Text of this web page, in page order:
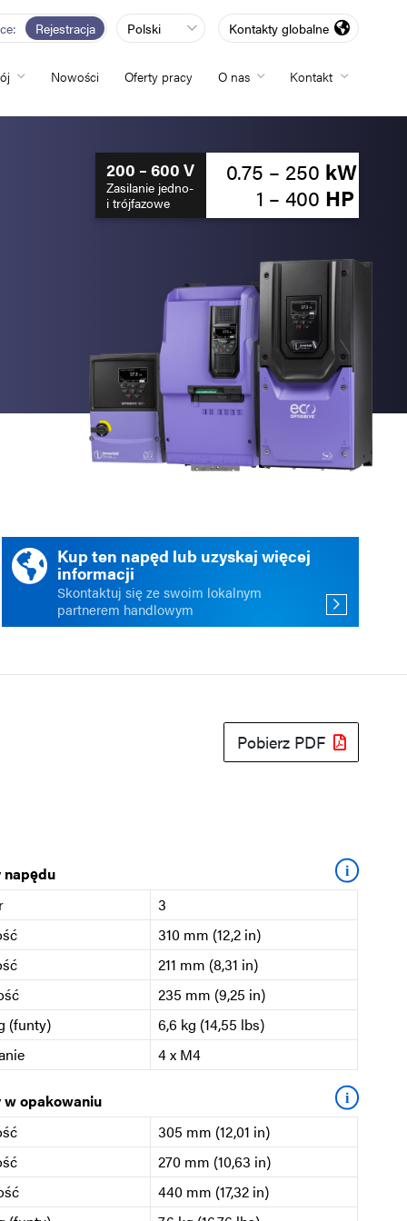
Rejestracja Polski Kontakty globalne
Nowości Oferty pracy O nas Kontakt
200 – 600 V
Zasilanie jedno-
i trójfazowe
0.75 – 250 kW
1 – 400 HP
Kup ten napęd lub uzyskaj więcej
informacji
Skontaktuj się ze swoim lokalnym
partnerem handlowym
Pobierz PDF
napędu i
3
310 mm (12,2 in)
211 mm (8,31 in)
235 mm (9,25 in)
(funty)
6,6 kg (14,55 lbs)
4 x M4
w opakowaniu i
305 mm (12,01 in)
270 mm (10,63 in)
440 mm (17,32 in)